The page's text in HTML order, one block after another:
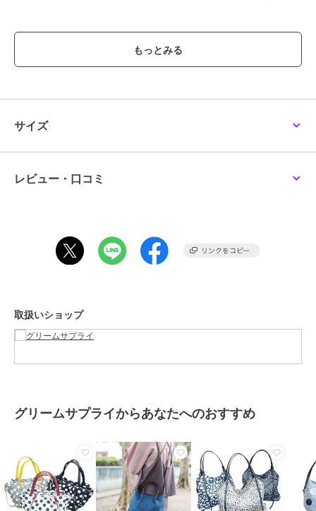
Size 約W39cm H23cm D13cm
仕様
※皮革は、他の素材と密着すると色が移行する可能性がございます。
商品カテゴリ バッグ ／ハンドバッグ
性別タイプ
レディース
サイズ F
でふき取ってください
本革/ポリエステル素材
ティー・結婚式・二次会/
軽量 7
00ｇ以下/2WAY以上
ハンドバッグ
サイズ
レビュー・口コミ
取扱いショップ
グリームサプライからあなたへのおすすめ